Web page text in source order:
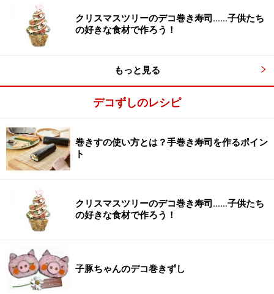
■ツリー部分をつくる
2
緑ご飯を全体に広げる
全型海苔の1/2（半分）に緑ご飯を中央はこんもり、手
前と向こう側は薄く全体に広げます。
クリスマスツリーのデコ巻き寿司……子供たち
の好きな食材で作ろう！
もっと見る
デコずしのレシピ
巻きすの使い方とは？手巻き寿司を作るポイン
ト
クリスマスツリーのデコ巻き寿司……子供たち
の好きな食材で作ろう！
子豚ちゃんのデコ巻きずし